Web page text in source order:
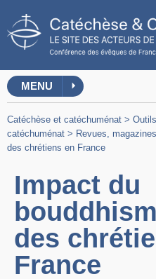
MENU
Catéchèse et catéchuménat >
catéchuménat > Revues, magazines
des chrétiens en France
Impact du
des
France